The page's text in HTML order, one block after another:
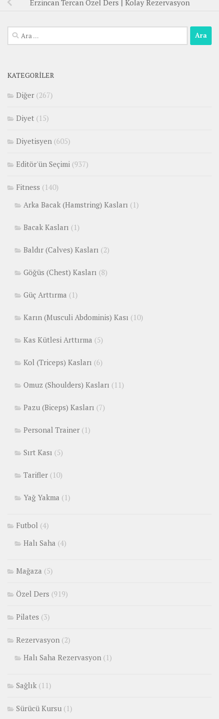
Erzincan Tercan Özel Ders | Kolay Rezervasyon
Arama:
KATEGORILER
Diğer (267)
Diyet (15)
Diyetisyen (605)
Editör'ün Seçimi (937)
Fitness (140)
Arka Bacak (Hamstring) Kasları (1)
Bacak Kasları (1)
Baldır (Calves) Kasları (2)
Göğüs (Chest) Kasları (8)
Güç Arttırma (1)
Karın (Musculi Abdominis) Kası (10)
Kas Kütlesi Arttırma (5)
Kol (Triceps) Kasları (6)
Omuz (Shoulders) Kasları (11)
Pazu (Biceps) Kasları (7)
Personal Trainer (1)
Sırt Kası (5)
Tarifler (10)
Yağ Yakma (1)
Futbol (4)
Halı Saha (4)
Mağaza (5)
Özel Ders (919)
Pilates (3)
Rezervasyon (2)
Halı Saha Rezervasyon (1)
Sağlık (11)
Sürücü Kursu (1)